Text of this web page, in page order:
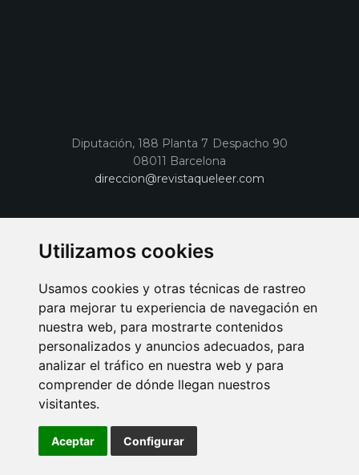
Utilizamos cookies
Usamos cookies y otras técnicas de rastreo
para mejorar tu experiencia de navegación en
nuestra web, para mostrarte contenidos
personalizados y anuncios adecuados, para
analizar el tráfico en nuestra web y para
comprender de dónde llegan nuestros
visitantes.
Aceptar Configurar
Diputación, 188 Planta 7 Despacho 90
08011 Barcelona
direccion@revistaqueleer.com
AVISO LEGAL POLITICA DE COOKIES
PUBLICIDAD EN LA REVISTA QUÉ LEER